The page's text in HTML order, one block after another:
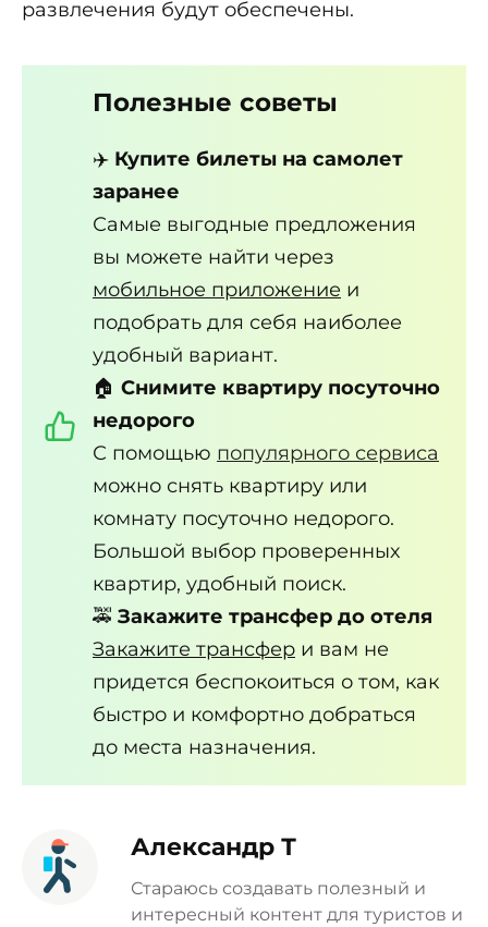
развлечения будут обеспечены.
Полезные советы
✈️ Купите билеты на самолет
заранее
Самые выгодные предложения
вы можете найти через
мобильное приложение и
подобрать для себя наиболее
удобный вариант.
🏠 Снимите квартиру посуточно
недорого
С помощью популярного сервиса
можно снять квартиру или
комнату посуточно недорого.
Большой выбор проверенных
квартир, удобный поиск.
🚕 Закажите трансфер до отеля
Закажите трансфер и вам не
придется беспокоиться о том, как
быстро и комфортно добраться
до места назначения.
Александр Т
Стараюсь создавать полезный и
интересный контент для туристов и